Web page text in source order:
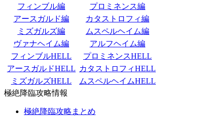
フィンブル編
プロミネンス編
アースガルド編
カタストロフィ編
ミズガルズ編
ムスペルヘイム編
ヴァナヘイム編
アルフヘイム編
フィンブルHELL
プロミネンスHELL
アースガルドHELL カタストロフィHELL
ミズガルズHELL
ムスペルヘイムHELL
極絶降臨攻略情報
極絶降臨攻略まとめ